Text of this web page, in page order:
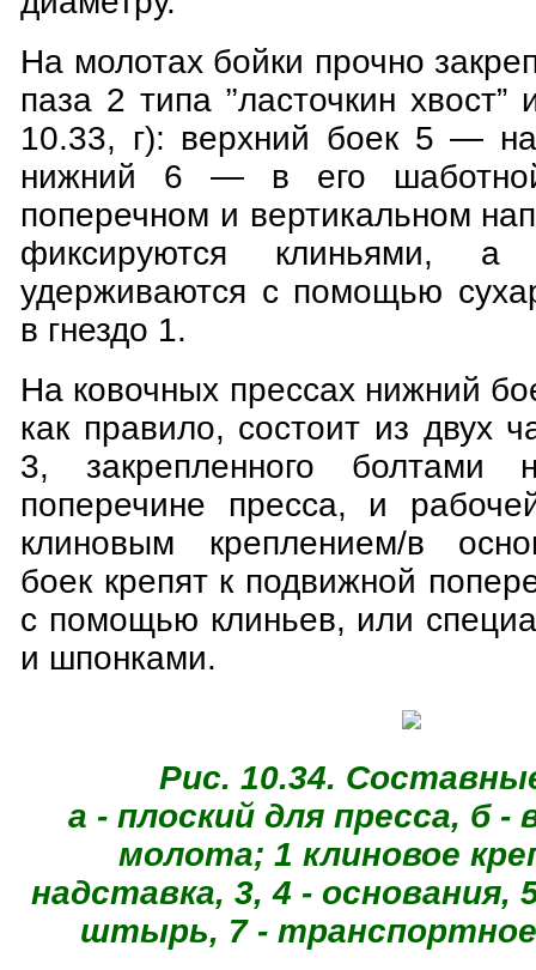
На молотах бойки прочно
паза 2 типа ’’ласточкин
10.33, г): верхний боек 5 —
нижний 6 — в его
поперечном и вертикальном
фиксируются клиньями,
удерживаются с помощью
в гнездо 1.
На ковочных прессах нижний
как правило, состоит из двух
3, закрепленного болтами
поперечине пресса, и
клиновым креплением/в
боек крепят к подвижной
с помощью клиньев, или
и шпонками.
Рис. 10.34.
а - плоский для пресса, б -
молота; 1 клиновое
надставка, 3, 4 - основания,
штырь, 7 -